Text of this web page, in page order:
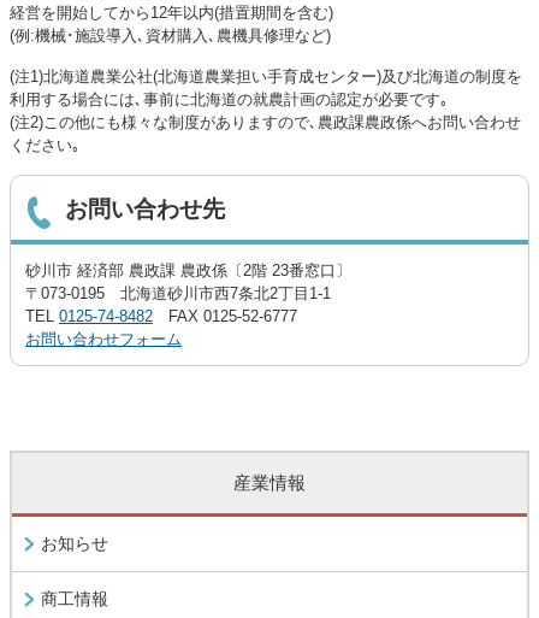
経営を開始してから12年以内(措置期間を含む)
(例:機械･施設導入､資材購入､農機具修理など)
(注1)北海道農業公社(北海道農業担い手育成センター)及び北海道の制度を
利用する場合には､事前に北海道の就農計画の認定が必要です｡
(注2)この他にも様々な制度がありますので､農政課農政係へお問い合わせ
ください｡
お問い合わせ先
砂川市 経済部 農政課 農政係〔2階 23番窓口〕
〒073-0195 北海道砂川市西7条北2丁目1-1
TEL 0125-74-8482 FAX 0125-52-6777
お問い合わせフォーム
産業情報
お知らせ
商工情報